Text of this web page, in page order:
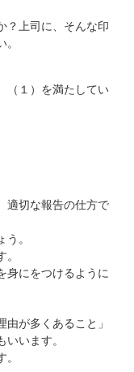
？上司に、そんな印
（１）を満たしてい
適切な報告の仕方で
。
身にをつけるように
が多くあること」
います。